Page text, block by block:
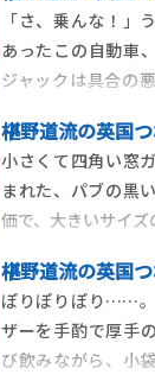
取って入学を決め
復分押さえ（当時
払いで持っている
る意思があると表
「さ、乗んな！」
あったこの自動車
ジャックは具合の
に自動車の助手席
す。 おおー、ナチ
ン。お礼を言って
車をしげしげと観
ギリスの自動車
椹野道流の英国
小さくて四角い窓
まれた、パブの黒
価で、大きいサイ
に小さいガラスを
的だったのでしょ
は、うっすらと霧
え、それは霧では
椹野道流の英国
ぽりぽりぽり……
ザーを手酌で厚手
び飲みながら、小